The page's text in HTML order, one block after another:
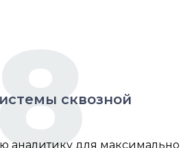
сквозной
аналитику для максимально